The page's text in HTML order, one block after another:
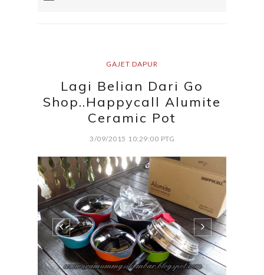
GAJET DAPUR
Lagi Belian Dari Go
Shop..Happycall Alumite
Ceramic Pot
3/09/2015 10:29:00 PTG